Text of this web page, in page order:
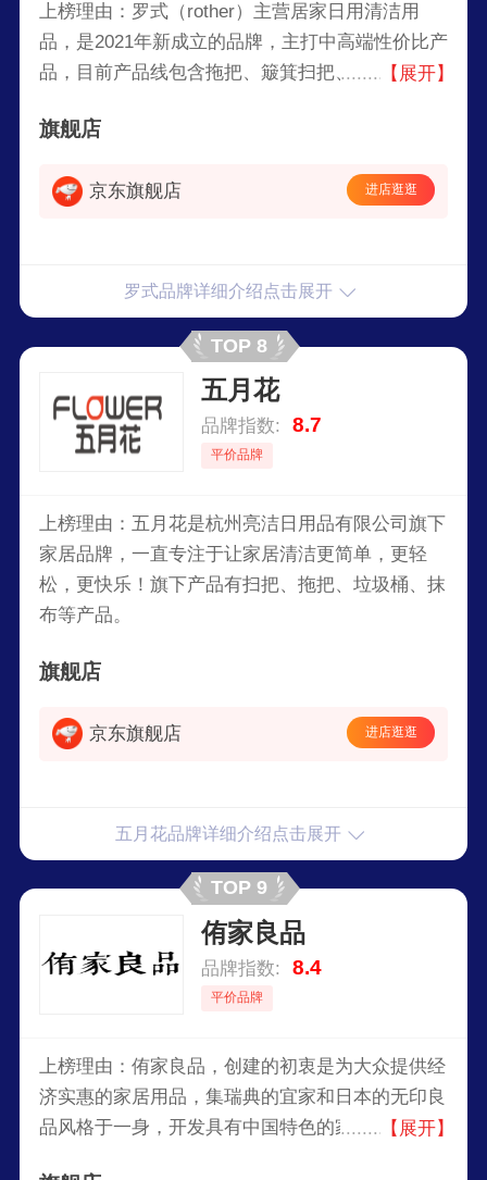
上榜理由：罗式（rother）主营居家日用清洁用
品，是2021年新成立的品牌，主打中高端性价比产
品，目前产品线包含拖把、簸箕扫把、抹布、清洁
足了消费者日常生活的需求，还为他们的家居生活
【展开】
旗舰店
京东旗舰店 进店逛逛
罗式品牌详细介绍点击展开
TOP 8
五月花
品牌指数: 8.7
平价品牌
上榜理由：五月花是杭州亮洁日用品有限公司旗下
家居品牌，一直专注于让家居清洁更简单，更轻
松，更快乐！旗下产品有扫把、拖把、垃圾桶、抹
布等产品。
旗舰店
京东旗舰店 进店逛逛
五月花品牌详细介绍点击展开
TOP 9
侑家良品
品牌指数: 8.4
平价品牌
上榜理由：侑家良品，创建的初衷是为大众提供经
济实惠的家居用品，集瑞典的宜家和日本的无印良
品风格于一身，开发具有中国特色的家居实用型产
【展开】